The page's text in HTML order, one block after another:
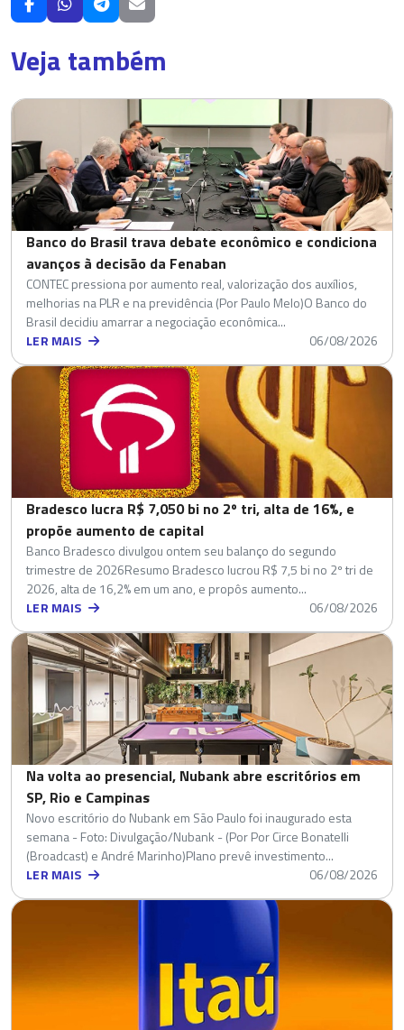
Veja também
Banco do Brasil trava debate econômico e condiciona
avanços à decisão da Fenaban
CONTEC pressiona por aumento real, valorização dos auxílios,
melhorias na PLR e na previdência (Por Paulo Melo)O Banco do
Brasil decidiu amarrar a negociação econômica...
LER MAIS
06/08/2026
Bradesco lucra R$ 7,050 bi no 2º tri, alta de 16%, e
propõe aumento de capital
Banco Bradesco divulgou ontem seu balanço do segundo
trimestre de 2026Resumo Bradesco lucrou R$ 7,5 bi no 2º tri de
2026, alta de 16,2% em um ano, e propôs aumento...
LER MAIS
06/08/2026
Na volta ao presencial, Nubank abre escritórios em
SP, Rio e Campinas
Novo escritório do Nubank em São Paulo foi inaugurado esta
semana - Foto: Divulgação/Nubank - (Por Por Circe Bonatelli
(Broadcast) e André Marinho)Plano prevê investimento...
LER MAIS
06/08/2026